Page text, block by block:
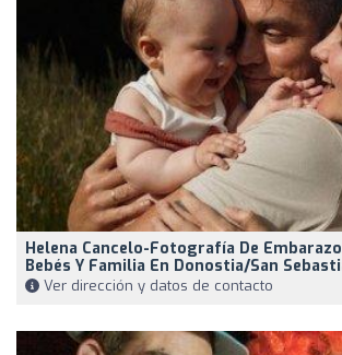
Helena Cancelo-Fotografía De
Bebés Y Familia En Donostia/San
Ver dirección y datos de contacto